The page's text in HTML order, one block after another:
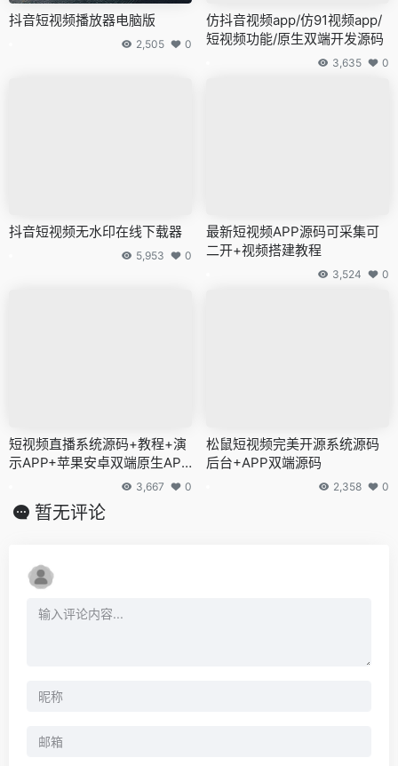
抖音短视频播放器电脑版
2,505 0
仿抖音视频app/仿91视频app/
短视频功能/原生双端开发源码
3,635 0
抖音短视频无水印在线下载器
5,953 0
最新短视频APP源码可采集可
二开+视频搭建教程
3,524 0
短视频直播系统源码+教程+演
示APP+苹果安卓双端原生APP
3,667 0
松鼠短视频完美开源系统源码
后台+APP双端源码
2,358 0
暂无评论